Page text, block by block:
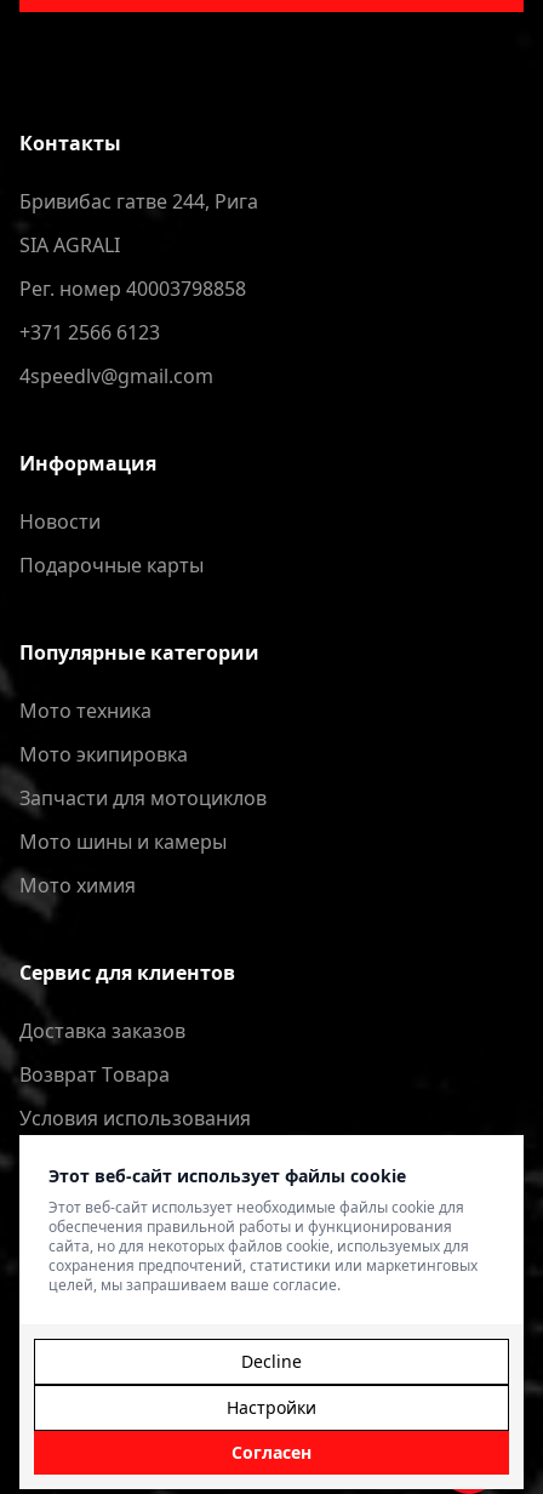
Этот веб-сайт использует файлы cookie
Этот веб-сайт использует необходимые файлы cookie для
обеспечения правильной работы и функционирования
сайта, но для некоторых файлов cookie, используемых для
сохранения предпочтений, статистики или маркетинговых
целей, мы запрашиваем ваше согласие.
Согласен
Настройки
Decline
Контакты
Бривибас гатве 244, Рига
SIA AGRALI
Рег. номер 40003798858
+371 2566 6123
4speedlv@gmail.com
Информация
Новости
Подарочные карты
Популярные категории
Мото техника
Мото экипировка
Запчасти для мотоциклов
Мото шины и камеры
Мото химия
Сервис для клиентов
Доставка заказов
Bозврат Tовара
Условия использования
Политика конфиденциальности
© 2026 4SPEED.LV. Visas tiesības aizsargātas.
veikala izveide - Magecode.